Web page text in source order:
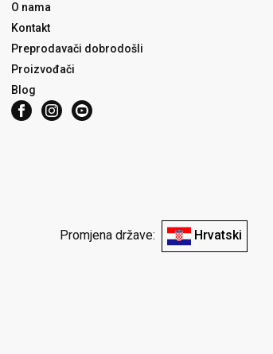
O nama
Kontakt
Preprodavači dobrodošli
Proizvođači
Blog
Promjena države: Hrvatski